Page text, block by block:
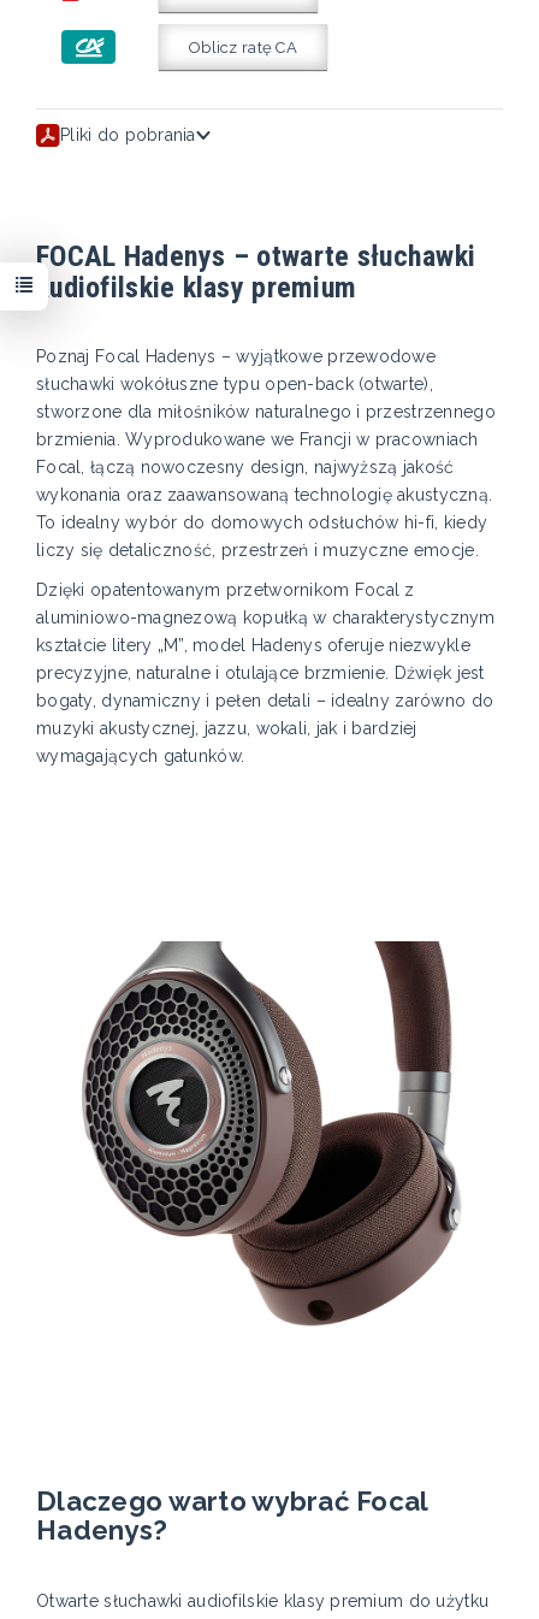
Oblicz ratę CA
Pliki do pobrania
FOCAL Hadenys – otwarte słuchawki
audiofilskie klasy premium
Poznaj Focal Hadenys – wyjątkowe przewodowe
słuchawki wokółuszne typu open-back (otwarte),
stworzone dla miłośników naturalnego i przestrzennego
brzmienia. Wyprodukowane we Francji w pracowniach
Focal, łączą nowoczesny design, najwyższą jakość
wykonania oraz zaawansowaną technologię akustyczną.
To idealny wybór do domowych odsłuchów hi-fi, kiedy
liczy się detaliczność, przestrzeń i muzyczne emocje.
Dzięki opatentowanym przetwornikom Focal z
aluminiowo-magnezową kopułką w charakterystycznym
kształcie litery „M”, model Hadenys oferuje niezwykle
precyzyjne, naturalne i otulające brzmienie. Dźwięk jest
bogaty, dynamiczny i pełen detali – idealny zarówno do
muzyki akustycznej, jazzu, wokali, jak i bardziej
wymagających gatunków.
Dlaczego warto wybrać Focal
Hadenys?
Otwarte słuchawki audiofilskie klasy premium do użytku